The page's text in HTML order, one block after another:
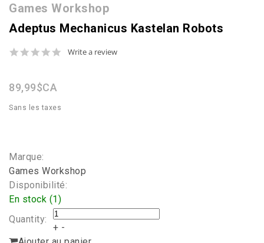
Games Workshop
Adeptus Mechanicus Kastelan Robots
0.0
Write a review
89,99$CA
Sans les taxes
Marque:
Games Workshop
Disponibilité:
En stock (1)
Quantity:
+ -